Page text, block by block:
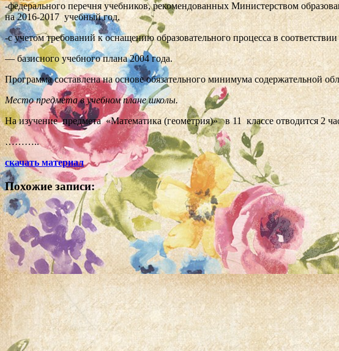
-федерального перечня учебников, рекомендованных Министерством
на 2016-2017 учебный год,
-с учетом требований к оснащению образовательного процесса в
— базисного учебного плана 2004 года.
Программа составлена на основе обязательного минимума содержательной
Место предмета в учебном плане школы.
На изучение предмета «Математика (геометрия)» в 11 классе отводится 2
………..
скачать материал
Похожие записи: